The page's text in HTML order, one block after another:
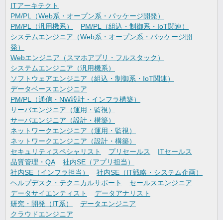
ITアーキテクト
PM/PL（Web系・オープン系・パッケージ開発）
PM/PL（汎用機系）
PM/PL（組込・制御系・IoT関連）
システムエンジニア（Web系・オープン系・パッケージ開
発）
Webエンジニア（スマホアプリ・フルスタック）
システムエンジニア（汎用機系）
ソフトウェアエンジニア（組込・制御系・IoT関連）
データベースエンジニア
PM/PL（通信・NW設計・インフラ構築）
サーバエンジニア（運用・監視）
サーバエンジニア（設計・構築）
ネットワークエンジニア（運用・監視）
ネットワークエンジニア（設計・構築）
セキュリティスペシャリスト
プリセールス
ITセールス
品質管理・QA
社内SE（アプリ担当）
社内SE（インフラ担当）
社内SE（IT戦略・システム企画）
ヘルプデスク・テクニカルサポート
セールスエンジニア
データサイエンティスト
データアナリスト
研究・開発（IT系）
データエンジニア
クラウドエンジニア